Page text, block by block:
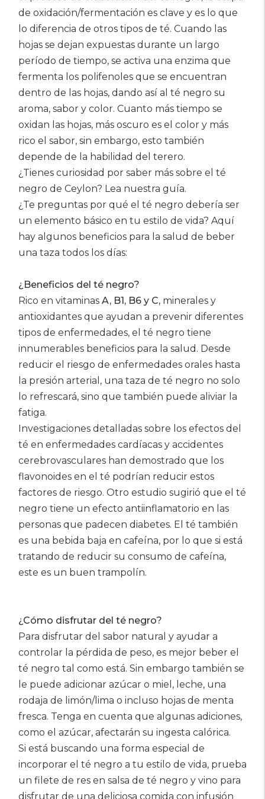
de oxidación/fermentación es clave y es lo que
lo diferencia de otros tipos de té. Cuando las
hojas se dejan expuestas durante un largo
período de tiempo, se activa una enzima que
fermenta los polifenoles que se encuentran
dentro de las hojas, dando así al té negro su
aroma, sabor y color. Cuanto más tiempo se
oxidan las hojas, más oscuro es el color y más
rico el sabor, sin embargo, esto también
depende de la habilidad del terero.
¿Tienes curiosidad por saber más sobre el té
negro de Ceylon? Lea nuestra guía.
¿Te preguntas por qué el té negro debería ser
un elemento básico en tu estilo de vida? Aquí
hay algunos beneficios para la salud de beber
una taza todos los días:
¿Beneficios del té negro?
Rico en vitaminas A, B1, B6 y C, minerales y
antioxidantes que ayudan a prevenir diferentes
tipos de enfermedades, el té negro tiene
innumerables beneficios para la salud. Desde
reducir el riesgo de enfermedades orales hasta
la presión arterial, una taza de té negro no solo
lo refrescará, sino que también puede aliviar la
fatiga.
Investigaciones detalladas sobre los efectos del
té en enfermedades cardíacas y accidentes
cerebrovasculares han demostrado que los
flavonoides en el té podrían reducir estos
factores de riesgo. Otro estudio sugirió que el té
negro tiene un efecto antiinflamatorio en las
personas que padecen diabetes. El té también
es una bebida baja en cafeína, por lo que si está
tratando de reducir su consumo de cafeína,
este es un buen trampolín.
¿Cómo disfrutar del té negro?
Para disfrutar del sabor natural y ayudar a
controlar la pérdida de peso, es mejor beber el
té negro tal como está. Sin embargo también se
le puede adicionar azúcar o miel, leche, una
rodaja de limón/lima o incluso hojas de menta
fresca. Tenga en cuenta que algunas adiciones,
como el azúcar, afectarán su ingesta calórica.
Si está buscando una forma especial de
incorporar el té negro a tu estilo de vida, prueba
un filete de res en salsa de té negro y vino para
disfrutar de una deliciosa comida con infusión